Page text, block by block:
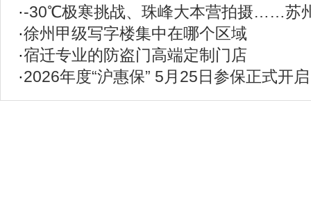
·-30℃极寒挑战、珠峰大本营拍摄……苏
·徐州甲级写字楼集中在哪个区域
·宿迁专业的防盗门高端定制门店
·2026年度“沪惠保” 5月25日参保正式开